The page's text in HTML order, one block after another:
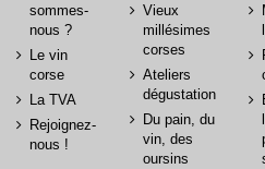
sommes-
nous ?
Le vin
corse
La TVA
Rejoignez-
nous !
Vieux
millésimes
corses
Ateliers
dégustation
Du pain, du
vin, des
oursins